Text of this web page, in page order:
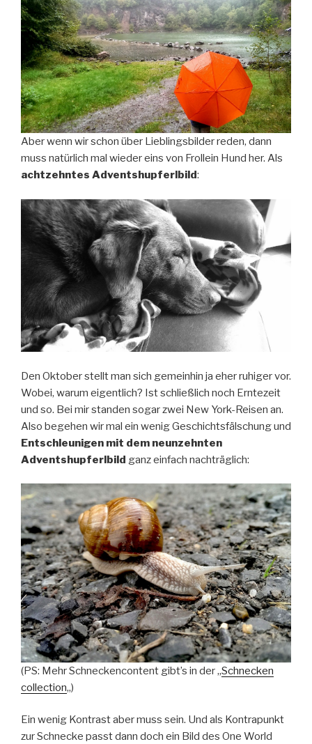
Aber wenn wir schon über Lieblingsbilder reden, dann
muss natürlich mal wieder eins von Frollein Hund her. Als
achtzehntes Adventshupferlbild:
Den Oktober stellt man sich gemeinhin ja eher ruhiger vor.
Wobei, warum eigentlich? Ist schließlich noch Erntezeit
und so. Bei mir standen sogar zwei New York-Reisen an.
Also begehen wir mal ein wenig Geschichtsfälschung und
Entschleunigen mit dem neunzehnten
Adventshupferlbild ganz einfach nachträglich:
(PS: Mehr Schneckencontent gibt’s in der „Schnecken
collection„)
Ein wenig Kontrast aber muss sein. Und als Kontrapunkt
zur Schnecke passt dann doch ein Bild des One World